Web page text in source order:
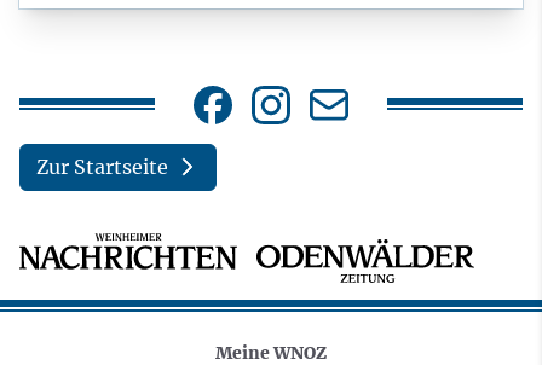
Zur Startseite
Meine WNOZ